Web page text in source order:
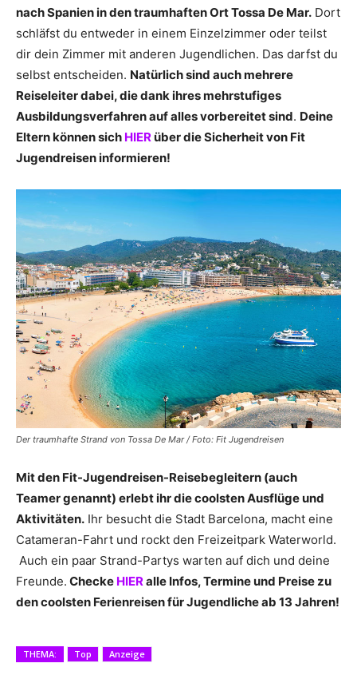
nach Spanien in den traumhaften Ort Tossa De Mar. Dort
schläfst du entweder in einem Einzelzimmer oder teilst
dir dein Zimmer mit anderen Jugendlichen. Das darfst du
selbst entscheiden. Natürlich sind auch mehrere
Reiseleiter dabei, die dank ihres mehrstufiges
Ausbildungsverfahren auf alles vorbereitet sind. Deine
Eltern können sich HIERüber die Sicherheit von Fit
Jugendreisen informieren!
Der traumhafte Strand von Tossa De Mar / Foto: Fit Jugendreisen
Mit den Fit-Jugendreisen-Reisebegleitern (auch
Teamer genannt) erlebt ihr die coolsten Ausflüge und
Aktivitäten. Ihr besucht die Stadt Barcelona, macht eine
Catameran-Fahrt und rockt den Freizeitpark Waterworld.
Auch ein paar Strand-Partys warten auf dich und deine
Freunde. Checke HIERalle Infos, Termine und Preise zu
den coolsten Ferienreisen für Jugendliche ab 13 Jahren!
THEMA: Top Anzeige